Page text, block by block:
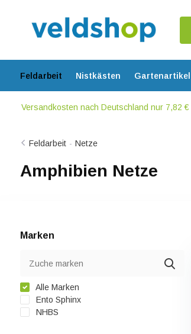
Feldarbeit Nistkästen Gartenartikel
Versandkosten nach Deutschland nur 7,82 €
Feldarbeit - Netze
Amphibien Netze
Marken
Alle Marken
Ento Sphinx
NHBS